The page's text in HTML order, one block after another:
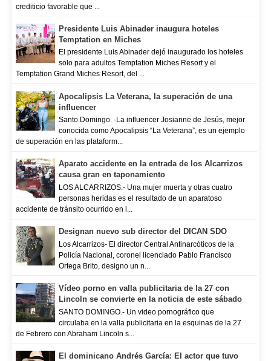
crediticio favorable que ...
Presidente Luis Abinader inaugura hoteles
Temptation en Miches
El presidente Luis Abinader dejó inaugurado los hoteles
solo para adultos Temptation Miches Resort y el
Temptation Grand Miches Resort, del ...
Apocalipsis La Veterana, la superación de una
influencer
Santo Domingo. -La influencer Josianne de Jesús, mejor
conocida como Apocalipsis “La Veterana”, es un ejemplo
de superación en las plataform...
Aparato accidente en la entrada de los Alcarrizos
causa gran en taponamiento
LOS ALCARRIZOS.- Una mujer muerta y otras cuatro
personas heridas es el resultado de un aparatoso
accidente de tránsito ocurrido en l...
Designan nuevo sub director del DICAN SDO
Los Alcarrizos- El director Central Antinarcóticos de la
Policía Nacional, coronel licenciado Pablo Francisco
Ortega Brito, designo un n...
Vídeo porno en valla publicitaria de la 27 con
Lincoln se convierte en la noticia de este sábado
SANTO DOMINGO.- Un video pornográfico que
circulaba en la valla publicitaria en la esquinas de la 27
de Febrero con Abraham Lincoln s...
El dominicano Andrés García: El actor que tuvo